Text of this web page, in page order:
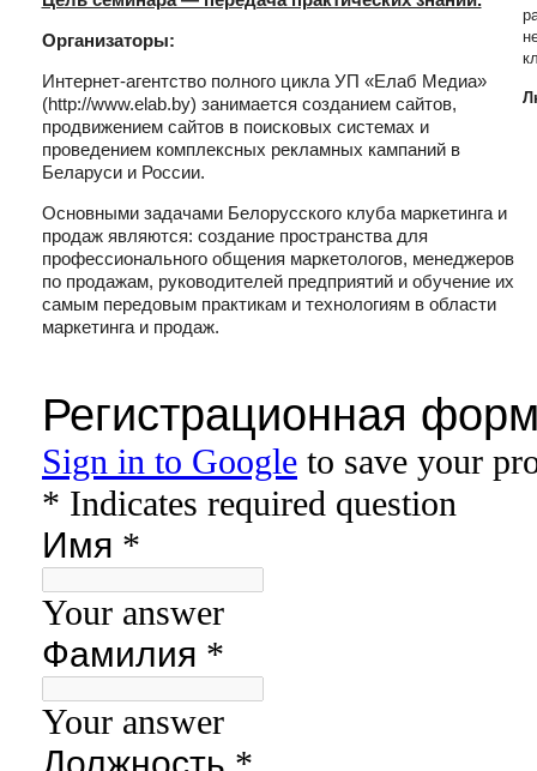
Организаторы:
Интернет-агентство полного цикла УП «Елаб Медиа»
(http://www.elab.by) занимается созданием сайтов,
продвижением сайтов в поисковых системах и
проведением комплексных рекламных кампаний в
Беларуси и России.
Основными задачами Белорусского клуба маркетинга и
продаж являются: создание пространства для
профессионального общения маркетологов, менеджеров
по продажам, руководителей предприятий и обучение их
самым передовым практикам и технологиям в области
маркетинга и продаж.